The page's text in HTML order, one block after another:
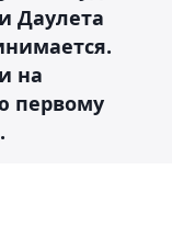
Даулета
на
первому